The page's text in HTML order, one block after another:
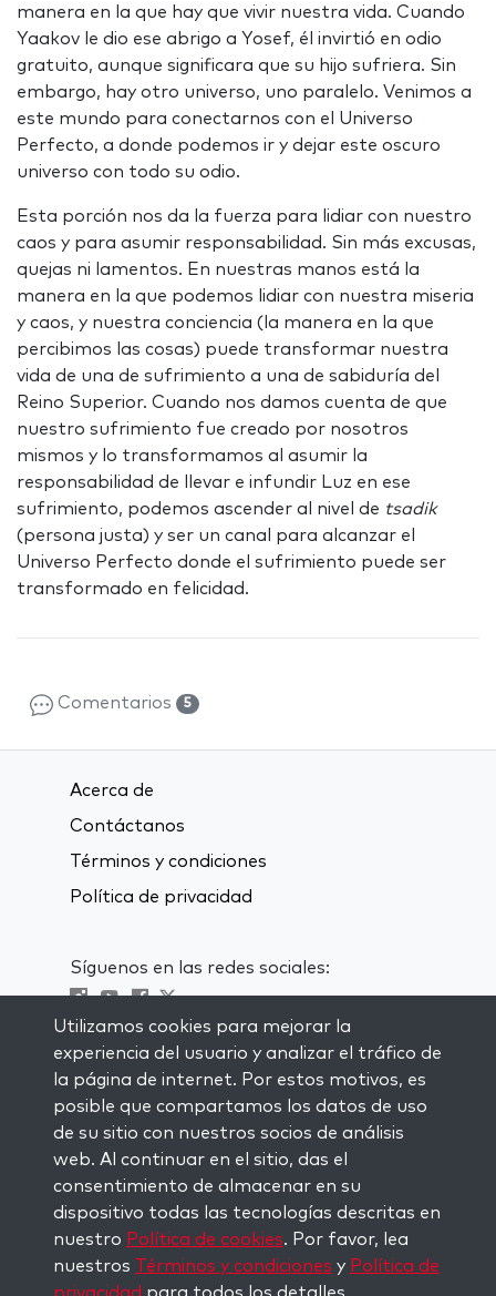
manera en la que hay que vivir nuestra vida. Cuando
Yaakov le dio ese abrigo a Yosef, él invirtió en odio
gratuito, aunque significara que su hijo sufriera. Sin
embargo, hay otro universo, uno paralelo. Venimos a
este mundo para conectarnos con el Universo
Perfecto, a donde podemos ir y dejar este oscuro
universo con todo su odio.
Esta porción nos da la fuerza para lidiar con nuestro
caos y para asumir responsabilidad. Sin más excusas,
quejas ni lamentos. En nuestras manos está la
manera en la que podemos lidiar con nuestra miseria
y caos, y nuestra conciencia (la manera en la que
percibimos las cosas) puede transformar nuestra
vida de una de sufrimiento a una de sabiduría del
Reino Superior. Cuando nos damos cuenta de que
nuestro sufrimiento fue creado por nosotros
mismos y lo transformamos al asumir la
responsabilidad de llevar e infundir Luz en ese
sufrimiento, podemos ascender al nivel de tsadik
(persona justa) y ser un canal para alcanzar el
Universo Perfecto donde el sufrimiento puede ser
transformado en felicidad.
Comentarios 5
Acerca de
Contáctanos
Términos y condiciones
Política de privacidad
Síguenos en las redes sociales:
Visit kabbalah master classes
MANTENTE AL CORRIENTE
Subscríbete a nuestra lista de
correspondencia y recibe inspiración
semanal directamente en tu bandeja de
entrada.
Subscríbete
Utilizamos cookies para mejorar la
experiencia del usuario y analizar el tráfico de
la página de internet. Por estos motivos, es
posible que compartamos los datos de uso
de su sitio con nuestros socios de análisis
web. Al continuar en el sitio, das el
consentimiento de almacenar en su
dispositivo todas las tecnologías descritas en
nuestro Política de cookies. Por favor, lea
nuestros Términos y condiciones y Política de